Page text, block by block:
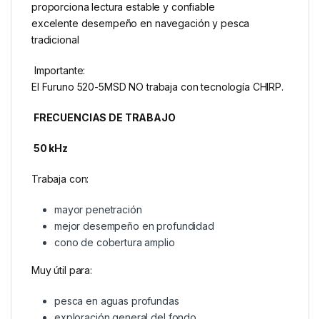
proporciona lectura estable y confiable
excelente desempeño en navegación y pesca
tradicional
Importante:
El Furuno 520-5MSD NO trabaja con tecnología CHIRP.
FRECUENCIAS DE TRABAJO
50 kHz
Trabaja con:
mayor penetración
mejor desempeño en profundidad
cono de cobertura amplio
Muy útil para:
pesca en aguas profundas